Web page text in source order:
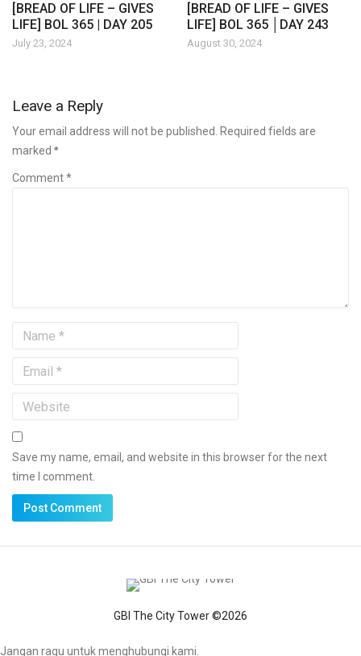
[BREAD OF LIFE – GIVES
LIFE] BOL 365 | DAY 205
July 23, 2024
[BREAD OF LIFE – GIVES
LIFE] BOL 365 │DAY 243
August 30, 2024
Leave a Reply
Your email address will not be published. Required fields are
marked *
Comment *
Save my name, email, and website in this browser for the next
time I comment.
GBI The City Tower ©2026
Jangan ragu untuk menghubungi kami.